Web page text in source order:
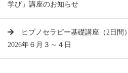
学び」講座のお知らせ
ヒプノセラピー基礎講座（2日間）
2026年６月３～４日